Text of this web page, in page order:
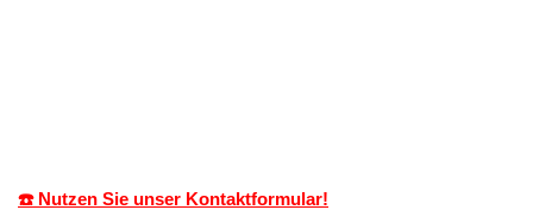
☎️ Nutzen Sie unser Kontaktformular!